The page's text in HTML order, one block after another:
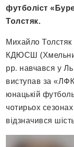
футболіст
Толстяк.
Михайло Толстяк
КДЮСШ
рр. навчався у
виступав за
юнацькій
чотирьох
відзначився